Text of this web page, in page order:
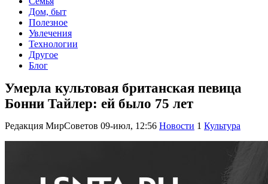
Дом, быт
Полезное
Увлечения
Технологии
Другое
Блог
Умерла культовая британская певица
Бонни Тайлер: ей было 75 лет
Редакция МирСоветов 09-июл, 12:56 Новости 1 Культура